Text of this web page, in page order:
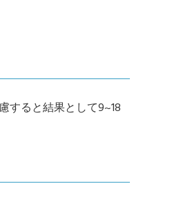
すると結果として9~18